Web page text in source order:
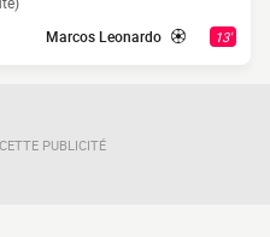
13'
Marcos Leonardo
PUBLICITÉ